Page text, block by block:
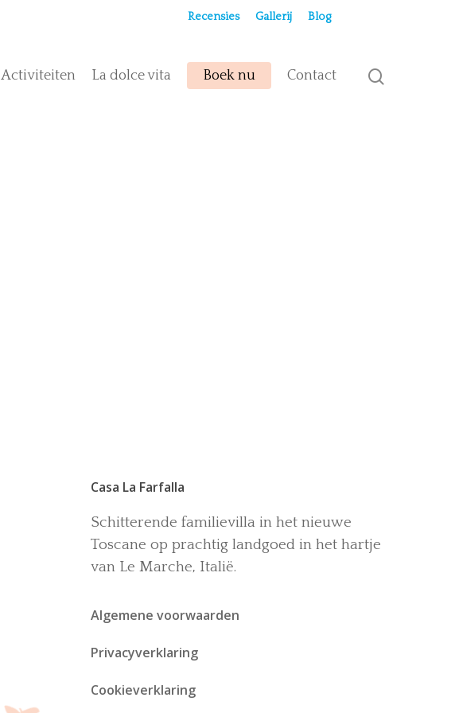
Recensies Gallerij Blog
Activiteiten La dolce vita Boek nu Contact
Casa La Farfalla
Schitterende familievilla in het nieuwe
Toscane op prachtig landgoed in het hartje
van Le Marche, Italië.
Algemene voorwaarden
Privacyverklaring
Cookieverklaring